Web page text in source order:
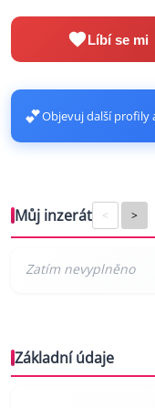
Líbí se mi
💕Objevuj další profily
Můj inzerát < >
Základní údaje